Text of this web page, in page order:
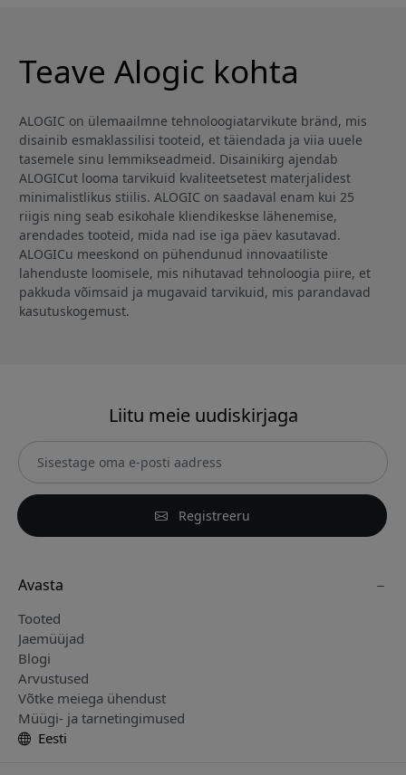
Teave Alogic kohta
ALOGIC on ülemaailmne tehnoloogiatarvikute bränd, mis
disainib esmaklassilisi tooteid, et täiendada ja viia uuele
tasemele sinu lemmikseadmeid. Disainikirg ajendab
ALOGICut looma tarvikuid kvaliteetsetest materjalidest
minimalistlikus stiilis. ALOGIC on saadaval enam kui 25
riigis ning seab esikohale kliendikeskse lähenemise,
arendades tooteid, mida nad ise iga päev kasutavad.
ALOGICu meeskond on pühendunud innovaatiliste
lahenduste loomisele, mis nihutavad tehnoloogia piire, et
pakkuda võimsaid ja mugavaid tarvikuid, mis parandavad
kasutuskogemust.
Liitu meie uudiskirjaga
Registreeru
Avasta
Tooted
Jaemüüjad
Blogi
Arvustused
Võtke meiega ühendust
Müügi- ja tarnetingimused
Eesti